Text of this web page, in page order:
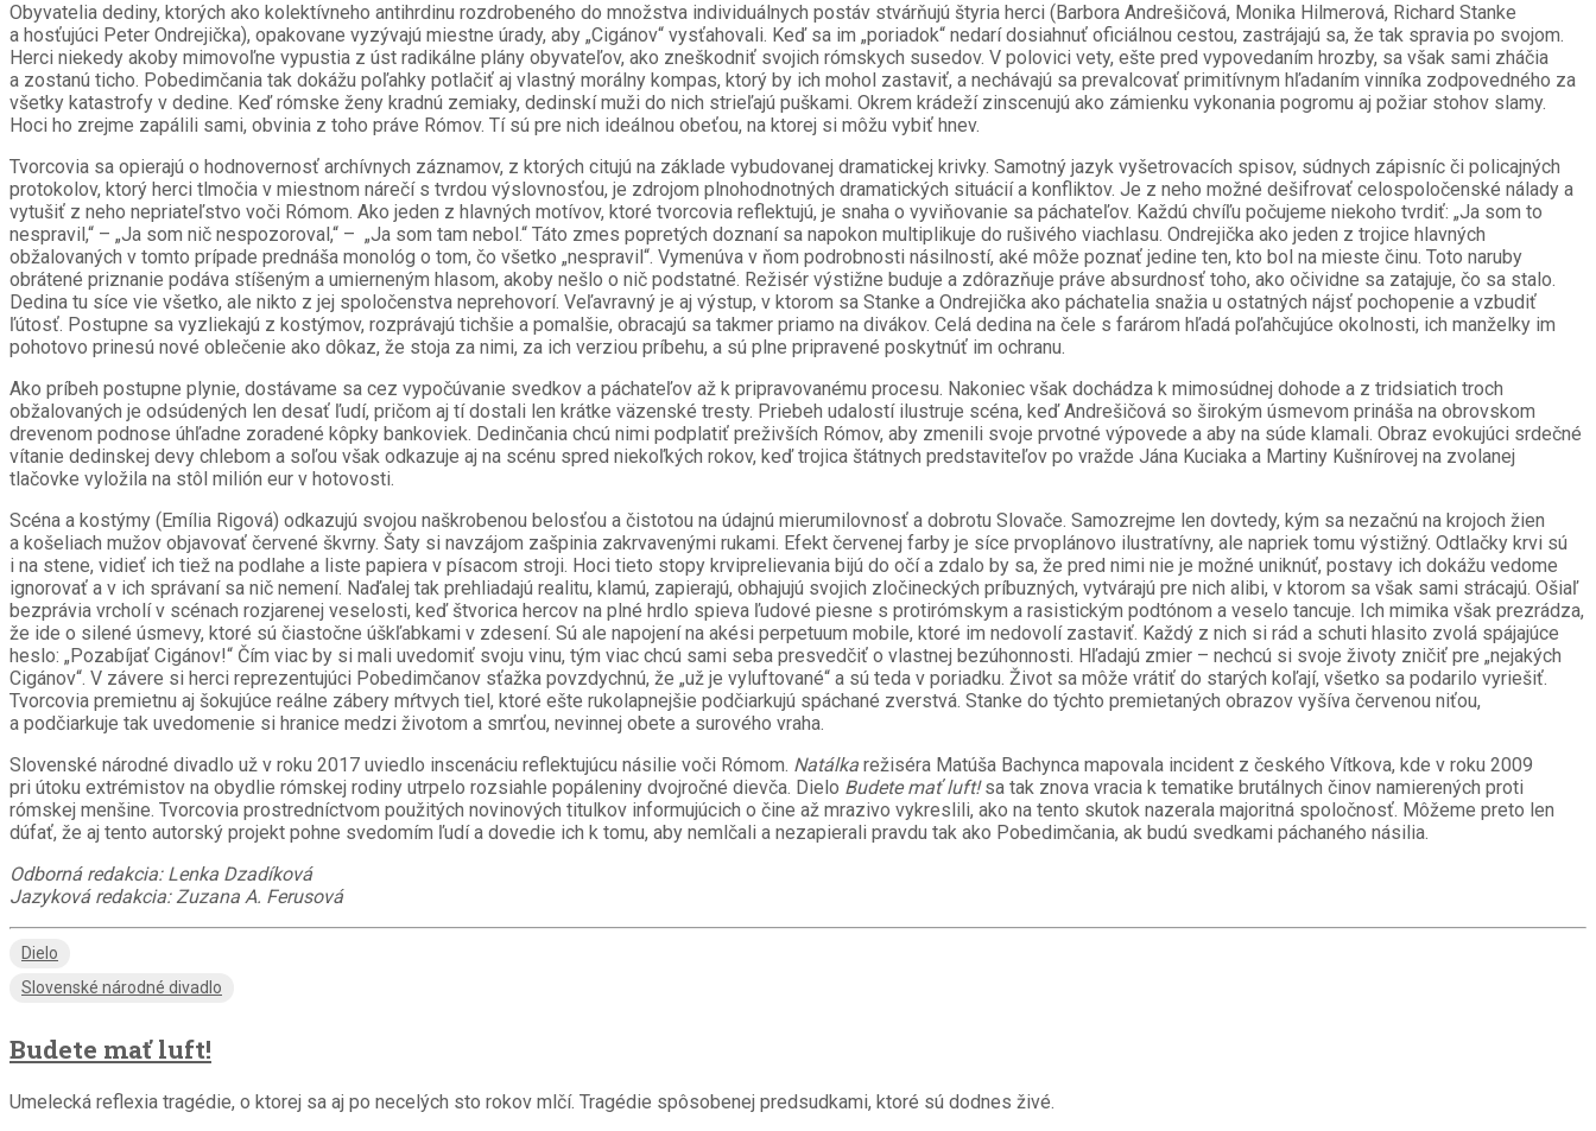
Obyvatelia dediny, ktorých ako kolektívneho antihrdinu rozdrobeného do množstva individuálnych postáv stvárňujú štyria herci (Barbora Andrešičová, Monika Hilmerová, Richard Stanke
a hosťujúci Peter Ondrejička), opakovane vyzývajú miestne úrady, aby „Cigánov“ vysťahovali. Keď sa im „poriadok“ nedarí dosiahnuť oficiálnou cestou, zastrájajú sa, že tak spravia po svojom.
Herci niekedy akoby mimovoľne vypustia z úst radikálne plány obyvateľov, ako zneškodniť svojich rómskych susedov. V polovici vety, ešte pred vypovedaním hrozby, sa však sami zháčia
a zostanú ticho. Pobedimčania tak dokážu poľahky potlačiť aj vlastný morálny kompas, ktorý by ich mohol zastaviť, a nechávajú sa prevalcovať primitívnym hľadaním vinníka zodpovedného za
všetky katastrofy v dedine. Keď rómske ženy kradnú zemiaky, dedinskí muži do nich strieľajú puškami. Okrem krádeží zinscenujú ako zámienku vykonania pogromu aj požiar stohov slamy.
Hoci ho zrejme zapálili sami, obvinia z toho práve Rómov. Tí sú pre nich ideálnou obeťou, na ktorej si môžu vybiť hnev.
Tvorcovia sa opierajú o hodnovernosť archívnych záznamov, z ktorých citujú na základe vybudovanej dramatickej krivky. Samotný jazyk vyšetrovacích spisov, súdnych zápisníc či policajných
protokolov, ktorý herci tlmočia v miestnom nárečí s tvrdou výslovnosťou, je zdrojom plnohodnotných dramatických situácií a konfliktov. Je z neho možné dešifrovať celospoločenské nálady a
vytušiť z neho nepriateľstvo voči Rómom. Ako jeden z hlavných motívov, ktoré tvorcovia reflektujú, je snaha o vyviňovanie sa páchateľov. Každú chvíľu počujeme niekoho tvrdiť: „Ja som to
nespravil,“ – „Ja som nič nespozoroval,“ – „Ja som tam nebol.“ Táto zmes popretých doznaní sa napokon multiplikuje do rušivého viachlasu. Ondrejička ako jeden z trojice hlavných
obžalovaných v tomto prípade prednáša monológ o tom, čo všetko „nespravil“. Vymenúva v ňom podrobnosti násilností, aké môže poznať jedine ten, kto bol na mieste činu. Toto naruby
obrátené priznanie podáva stíšeným a umierneným hlasom, akoby nešlo o nič podstatné. Režisér výstižne buduje a zdôrazňuje práve absurdnosť toho, ako očividne sa zatajuje, čo sa stalo.
Dedina tu síce vie všetko, ale nikto z jej spoločenstva neprehovorí. Veľavravný je aj výstup, v ktorom sa Stanke a Ondrejička ako páchatelia snažia u ostatných nájsť pochopenie a vzbudiť
ľútosť. Postupne sa vyzliekajú z kostýmov, rozprávajú tichšie a pomalšie, obracajú sa takmer priamo na divákov. Celá dedina na čele s farárom hľadá poľahčujúce okolnosti, ich manželky im
pohotovo prinesú nové oblečenie ako dôkaz, že stoja za nimi, za ich verziou príbehu, a sú plne pripravené poskytnúť im ochranu.
Ako príbeh postupne plynie, dostávame sa cez vypočúvanie svedkov a páchateľov až k pripravovanému procesu. Nakoniec však dochádza k mimosúdnej dohode a z tridsiatich troch
obžalovaných je odsúdených len desať ľudí, pričom aj tí dostali len krátke väzenské tresty. Priebeh udalostí ilustruje scéna, keď Andrešičová so širokým úsmevom prináša na obrovskom
drevenom podnose úhľadne zoradené kôpky bankoviek. Dedinčania chcú nimi podplatiť preživších Rómov, aby zmenili svoje prvotné výpovede a aby na súde klamali. Obraz evokujúci srdečné
vítanie dedinskej devy chlebom a soľou však odkazuje aj na scénu spred niekoľkých rokov, keď trojica štátnych predstaviteľov po vražde Jána Kuciaka a Martiny Kušnírovej na zvolanej
tlačovke vyložila na stôl milión eur v hotovosti.
Scéna a kostýmy (Emília Rigová) odkazujú svojou naškrobenou belosťou a čistotou na údajnú mierumilovnosť a dobrotu Slovače. Samozrejme len dovtedy, kým sa nezačnú na krojoch žien
a košeliach mužov objavovať červené škvrny. Šaty si navzájom zašpinia zakrvavenými rukami. Efekt červenej farby je síce prvoplánovo ilustratívny, ale napriek tomu výstižný. Odtlačky krvi sú
i na stene, vidieť ich tiež na podlahe a liste papiera v písacom stroji. Hoci tieto stopy krviprelievania bijú do očí a zdalo by sa, že pred nimi nie je možné uniknúť, postavy ich dokážu vedome
ignorovať a v ich správaní sa nič nemení. Naďalej tak prehliadajú realitu, klamú, zapierajú, obhajujú svojich zločineckých príbuzných, vytvárajú pre nich alibi, v ktorom sa však sami strácajú. Ošiaľ
bezprávia vrcholí v scénach rozjarenej veselosti, keď štvorica hercov na plné hrdlo spieva ľudové piesne s protirómskym a rasistickým podtónom a veselo tancuje. Ich mimika však prezrádza,
že ide o silené úsmevy, ktoré sú čiastočne úškľabkami v zdesení. Sú ale napojení na akési perpetuum mobile, ktoré im nedovolí zastaviť. Každý z nich si rád a schuti hlasito zvolá spájajúce
heslo: „Pozabíjať Cigánov!“ Čím viac by si mali uvedomiť svoju vinu, tým viac chcú sami seba presvedčiť o vlastnej bezúhonnosti. Hľadajú zmier – nechcú si svoje životy zničiť pre „nejakých
Cigánov“. V závere si herci reprezentujúci Pobedimčanov sťažka povzdychnú, že „už je vyluftované“ a sú teda v poriadku. Život sa môže vrátiť do starých koľají, všetko sa podarilo vyriešiť.
Tvorcovia premietnu aj šokujúce reálne zábery mŕtvych tiel, ktoré ešte rukolapnejšie podčiarkujú spáchané zverstvá. Stanke do týchto premietaných obrazov vyšíva červenou niťou,
a podčiarkuje tak uvedomenie si hranice medzi životom a smrťou, nevinnej obete a surového vraha.
Slovenské národné divadlo už v roku 2017 uviedlo inscenáciu reflektujúcu násilie voči Rómom. Natálka režiséra Matúša Bachynca mapovala incident z českého Vítkova, kde v roku 2009
pri útoku extrémistov na obydlie rómskej rodiny utrpelo rozsiahle popáleniny dvojročné dievča. Dielo Budete mať luft!sa tak znova vracia k tematike brutálnych činov namierených proti
rómskej menšine. Tvorcovia prostredníctvom použitých novinových titulkov informujúcich o čine až mrazivo vykreslili, ako na tento skutok nazerala majoritná spoločnosť. Môžeme preto len
dúfať, že aj tento autorský projekt pohne svedomím ľudí a dovedie ich k tomu, aby nemlčali a nezapierali pravdu tak ako Pobedimčania, ak budú svedkami páchaného násilia.
Odborná redakcia: Lenka Dzadíková
Jazyková redakcia: Zuzana A. Ferusová
Dielo
Slovenské národné divadlo
Budete mať luft!
Umelecká reflexia tragédie, o ktorej sa aj po necelých sto rokov mlčí. Tragédie spôsobenej predsudkami, ktoré sú dodnes živé.